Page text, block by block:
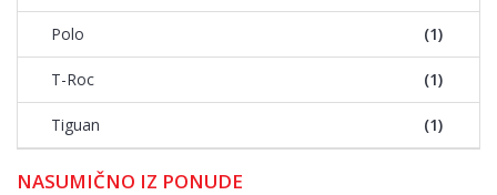
Polo (1)
T-Roc (1)
Tiguan (1)
NASUMIČNO IZ PONUDE